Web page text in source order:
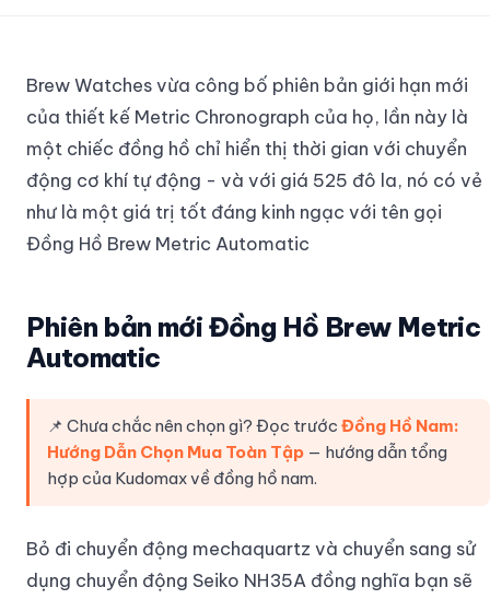
Brew Watches vừa công bố phiên bản giới hạn mới
của thiết kế Metric Chronograph của họ, lần này là
một chiếc đồng hồ chỉ hiển thị thời gian với chuyển
động cơ khí tự động - và với giá 525 đô la, nó có vẻ
như là một giá trị tốt đáng kinh ngạc với tên gọi
Đồng Hồ Brew Metric Automatic
Phiên bản mới Đồng Hồ Brew Metric
Automatic
📌 Chưa chắc nên chọn gì? Đọc trước Đồng Hồ Nam:
Hướng Dẫn Chọn Mua Toàn Tập — hướng dẫn tổng
hợp của Kudomax về đồng hồ nam.
Bỏ đi chuyển động mechaquartz và chuyển sang sử
dụng chuyển động Seiko NH35A đồng nghĩa bạn sẽ